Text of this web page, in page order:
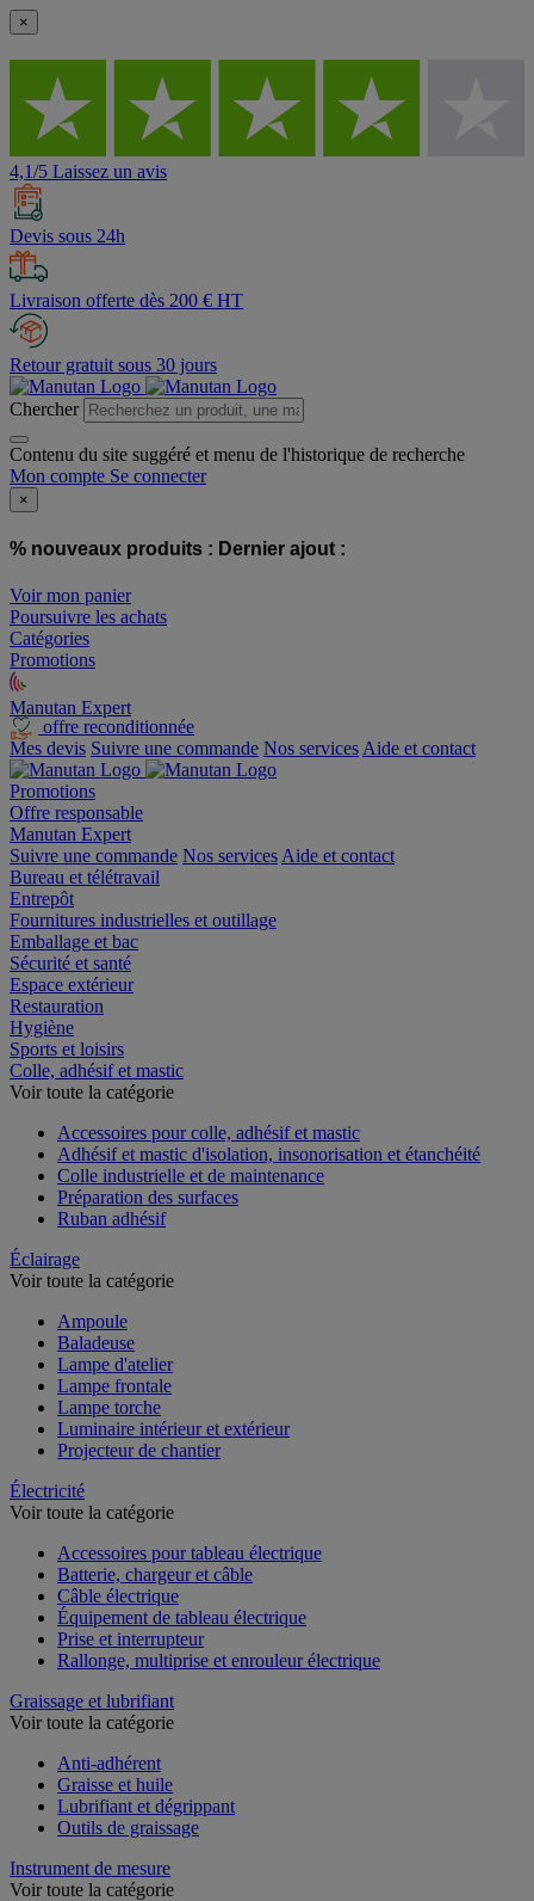
×
4,1/5 Laissez un avis
Devis sous 24h
Livraison offerte dès 200 € HT
Retour gratuit sous 30 jours
Chercher
Contenu du site suggéré et menu de l'historique de recherche
Mon compte Se connecter
×
% nouveaux produits : Dernier ajout :
Voir mon panier
Poursuivre les achats
Catégories
Promotions
Manutan Expert
offre reconditionnée
Mes devis Suivre une commande Nos services Aide et contact
Promotions
Offre responsable
Manutan Expert
Suivre une commande Nos services Aide et contact
Bureau et télétravail
Entrepôt
Fournitures industrielles et outillage
Emballage et bac
Sécurité et santé
Espace extérieur
Restauration
Hygiène
Sports et loisirs
Colle, adhésif et mastic
Voir toute la catégorie
Accessoires pour colle, adhésif et mastic
Adhésif et mastic d'isolation, insonorisation et étanchéité
Colle industrielle et de maintenance
Préparation des surfaces
Ruban adhésif
Éclairage
Voir toute la catégorie
Ampoule
Baladeuse
Lampe d'atelier
Lampe frontale
Lampe torche
Luminaire intérieur et extérieur
Projecteur de chantier
Électricité
Voir toute la catégorie
Accessoires pour tableau électrique
Batterie, chargeur et câble
Câble électrique
Équipement de tableau électrique
Prise et interrupteur
Rallonge, multiprise et enrouleur électrique
Graissage et lubrifiant
Voir toute la catégorie
Anti-adhérent
Graisse et huile
Lubrifiant et dégrippant
Outils de graissage
Instrument de mesure
Voir toute la catégorie